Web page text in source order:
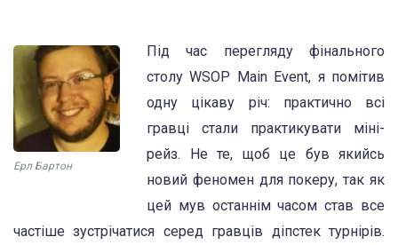
Ерл Бартон
Під час перегляду фінального
столу WSOP Main Event, я помітив
одну цікаву річ: практично всі
гравці стали практикувати міні-
рейз. Не те, щоб це був якийсь
новий феномен для покеру, так як
цей мув останнім часом став все
частіше зустрічатися серед гравців діпстек турнірів.